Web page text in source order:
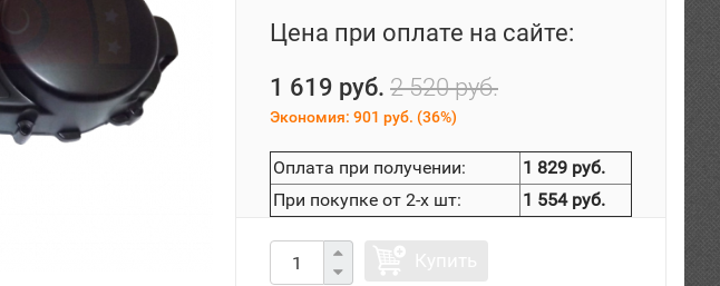
Цена при оплате на сайте:
1 619 руб. 2 520 руб.
Экономия: 901 руб. (36%)
Оплата при получении:
1 829 руб.
При покупке от 2-х шт:
1 554 руб.